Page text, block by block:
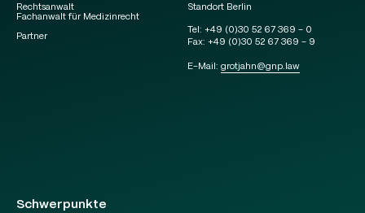
Rechtsanwalt
Fachanwalt für Medizinrecht
Partner
Standort Berlin
Tel: +49 (0)30 52 67 369 – 0
Fax: +49 (0)30 52 67 369 – 9
E-Mail: grotjahn @gnp.law
Schwerpunkte